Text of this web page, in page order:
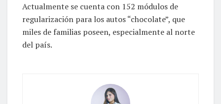
Actualmente se cuenta con 152 módulos de
regularización para los autos “chocolate”, que
miles de familias poseen, especialmente al norte
del país.